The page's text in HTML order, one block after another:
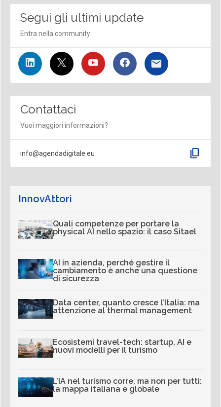
Segui gli ultimi update
Entra nella community
Contattaci
Vuoi maggiori informazioni?
info@agendadigitale.eu content_copy
InnovAttori
Quali competenze per portare la
physical AI nello spazio: il caso Sitael
AI in azienda, perché gestire il
cambiamento è anche una questione
di sicurezza
Data center, quanto cresce l’Italia: ma
attenzione al thermal management
Ecosistemi travel-tech: startup, AI e
nuovi modelli per il turismo
L’IA nel turismo corre, ma non per tutti:
la mappa italiana e globale